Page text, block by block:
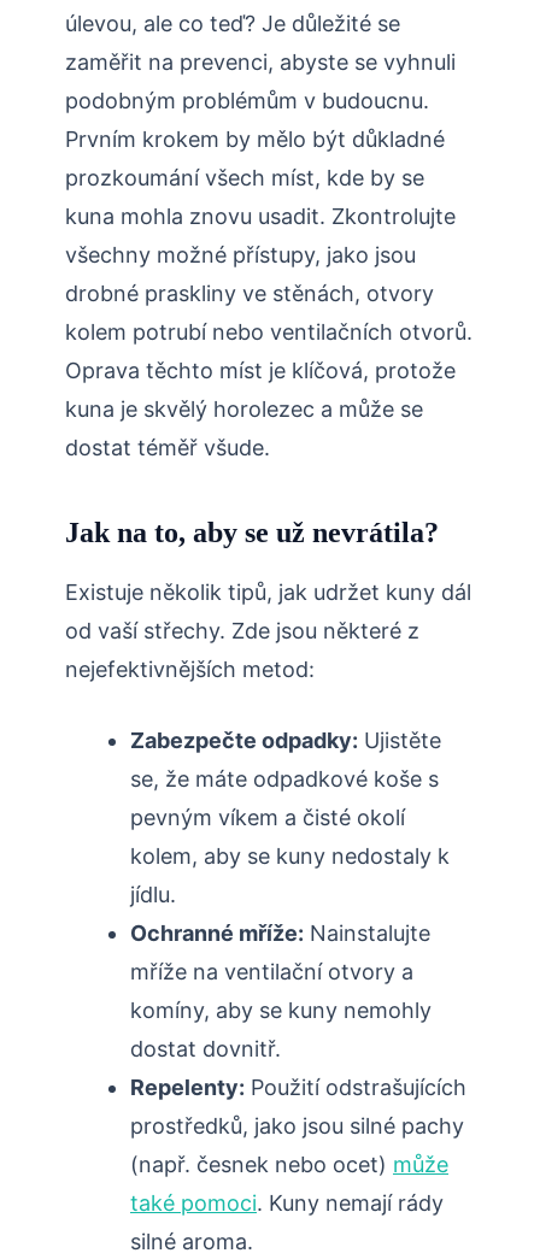
⁣úlevou, ⁣ale ​co teď?⁢ Je důležité se
‍zaměřit na prevenci, abyste ‍se ⁣vyhnuli
podobným problémům v budoucnu.
Prvním ⁤krokem by mělo být důkladné
prozkoumání všech ⁣míst, kde by⁢ se
kuna ⁢mohla znovu usadit.⁤ Zkontrolujte​
všechny ‍možné přístupy, ​jako jsou ​
drobné‌ praskliny ​ve stěnách, otvory
kolem potrubí nebo ventilačních otvorů.
Oprava ‌těchto míst je ‍klíčová, ‍protože⁣
kuna je skvělý⁢ horolezec a může se
dostat ‌téměř ⁢všude.
Jak na to, aby ⁢se už nevrátila?
Existuje několik⁢ tipů, ⁣jak udržet kuny dál
od vaší střechy. Zde jsou některé‍ z
nejefektivnějších metod:
Zabezpečte odpadky: Ujistěte
se, že ⁢máte ‌odpadkové ⁤koše s
pevným víkem a ⁢čisté okolí
kolem, aby​ se kuny nedostaly k
jídlu.
Ochranné mříže: Nainstalujte
mříže na⁢ ventilační ​otvory a
komíny, aby‌ se kuny nemohly
dostat dovnitř.
Repelenty: Použití odstrašujících
prostředků,⁣ jako jsou silné pachy
(např. česnek ⁢nebo ocet) může
také pomoci.‍ Kuny⁤ nemají rády⁢
silné aroma.